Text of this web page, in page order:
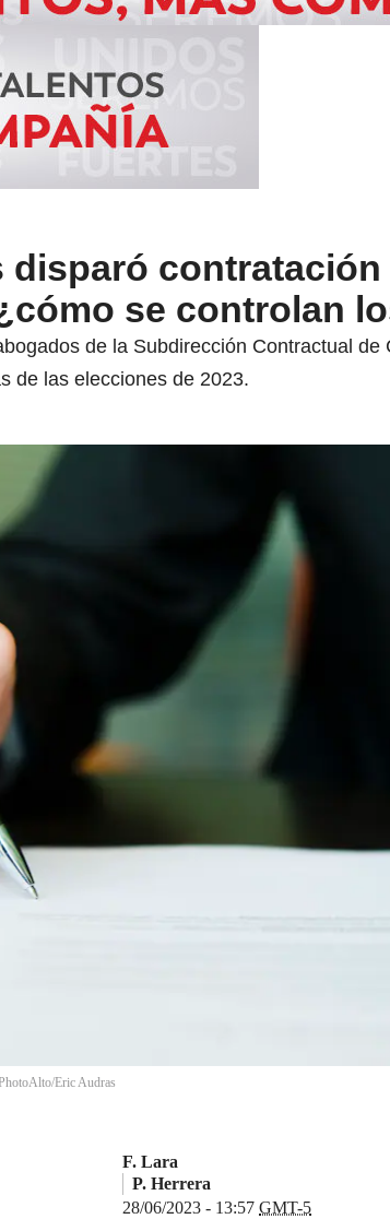
disparó contratación
se controlan
de la Subdirección Contractual
de las elecciones de 2023.
Eric Audras
F. Lara
P. Herrera
28/06/2023 - 13:57 GMT-5